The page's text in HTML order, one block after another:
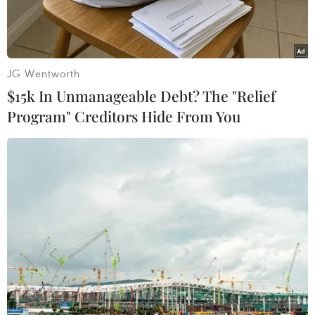
chính, phát triển kinh tế, phát triển doanh nghiệp....
Phó Chủ tịch UBND thành phố Hà Nội Hà Minh Hải trao đổi với
người dân làm thủ tục hành chính tại UBND phường Quảng An,
quận Tây Hồ, Hà Nội. (Ảnh: Nguyễn Thắng/TTXVN)
Hà Nội đang quyết tâm rất cao trong việc đẩy
JG Wentworth
$15k In Unmanageable Debt? The "Relief
Program" Creditors Hide From You